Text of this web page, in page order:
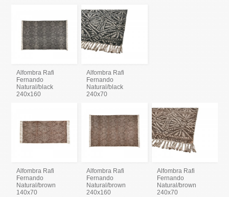
Alfombra Rafi
Fernando
Natural/black
240x160
Alfombra Rafi
Fernando
Natural/black
240x70
Alfombra Rafi
Fernando
Natural/brown
140x70
Alfombra Rafi
Fernando
Natural/brown
240x160
Alfombra Rafi
Fernando
Natural/brown
240x70